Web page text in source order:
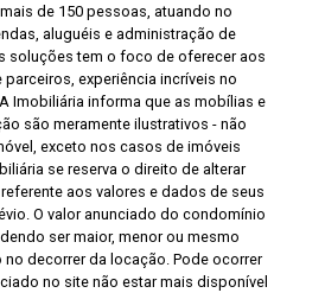
de 150 pessoas, atuando no
aluguéis e administração de
soluções tem o foco de oferecer aos
experiência incríveis no
Imobiliária informa que as mobílias e
são meramente ilustrativos - não
exceto nos casos de imóveis
se reserva o direito de alterar
aos valores e dados de seus
O valor anunciado do condomínio
ser maior, menor ou mesmo
decorrer da locação. Pode ocorrer
no site não estar mais disponível